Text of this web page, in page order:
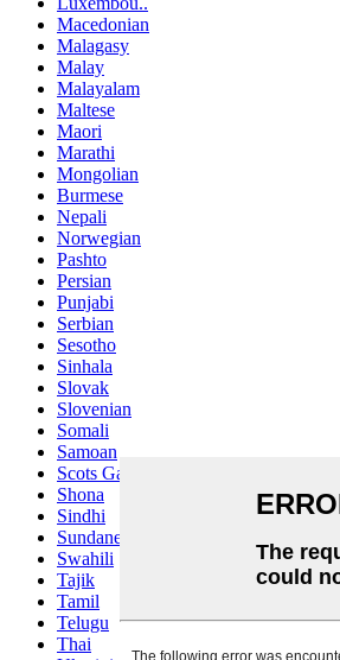
Macedonian
Malagasy
Malay
Malayalam
Maltese
Maori
Marathi
Mongolian
Burmese
Nepali
Norwegian
Pashto
Persian
Punjabi
Serbian
Sesotho
Sinhala
Slovak
Slovenian
Somali
Samoan
Scots Gaelic
Shona
Sindhi
Sundanese
Swahili
Tajik
Tamil
Telugu
Thai